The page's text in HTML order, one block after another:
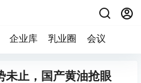
企业库 乳业圈 会议
未止，国产黄油抢眼